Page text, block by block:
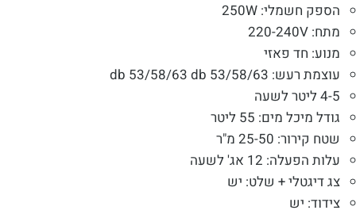
הספק חשמלי: 250W
מתח: 220-240V
מנוע: חד פאזי
עוצמת רעש: 53/58/63 db 53/58/63 db
4-5 ליטר לשעה
גודל מיכל מים: 55 ליטר
שטח קירור: 25-50 מ"ר
עלות הפעלה: 12 אג' לשעה
צג דיגטלי + שלט: יש
צידוד: יש